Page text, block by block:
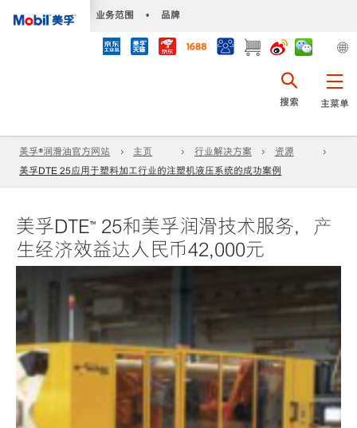
业务范围 • 品牌
主菜单
搜索
美孚®润滑油官方网站 主页 行业解决方案
资源
美孚DTE 25应用于塑料加工行业的注塑机液压系统的成功案例
美孚DTE™ 25和美孚润滑技术服务，产
生经济效益达人民币42,000元